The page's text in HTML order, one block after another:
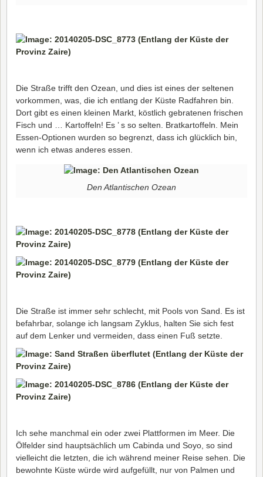
Die Straße trifft den Ozean, und dies ist eines der seltenen
vorkommen, was, die ich entlang der Küste Radfahren bin.
Dort gibt es einen kleinen Markt, köstlich gebratenen frischen
Fisch und … Kartoffeln! Es ’ s so selten. Bratkartoffeln. Mein
Essen-Optionen wurden so begrenzt, dass ich glücklich bin,
wenn ich etwas anderes essen.
Den Atlantischen Ozean
Die Straße ist immer sehr schlecht, mit Pools von Sand. Es ist
befahrbar, solange ich langsam Zyklus, halten Sie sich fest
auf dem Lenker und vermeiden, dass einen Fuß setzte.
Ich sehe manchmal ein oder zwei Plattformen im Meer. Die
Ölfelder sind hauptsächlich um Cabinda und Soyo, so sind
vielleicht die letzten, die ich während meiner Reise sehen. Die
bewohnte Küste würde wird aufgefüllt, nur von Palmen und